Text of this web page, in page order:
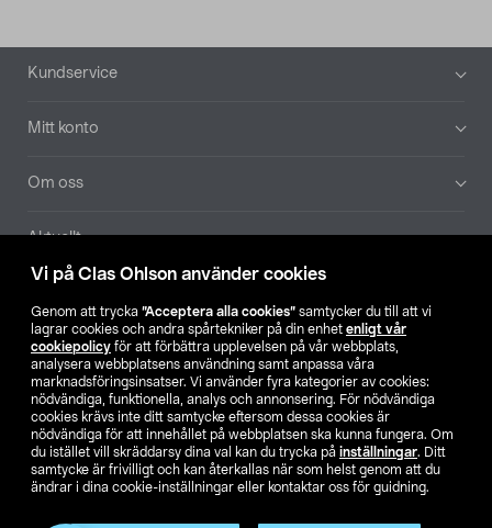
Vi på Clas Ohlson använder cookies
Genom att trycka ”Acceptera alla cookies” samtycker du till att vi
lagrar cookies och andra spårtekniker på din enhet enligt vår
cookiepolicy för att förbättra upplevelsen på vår webbplats,
analysera webbplatsens användning samt anpassa våra
marknadsföringsinsatser. Vi använder fyra kategorier av cookies:
nödvändiga, funktionella, analys och annonsering. För nödvändiga
cookies krävs inte ditt samtycke eftersom dessa cookies är
nödvändiga för att innehållet på webbplatsen ska kunna fungera. Om
du istället vill skräddarsy dina val kan du trycka på inställningar. Ditt
samtycke är frivilligt och kan återkallas när som helst genom att du
ändrar i dina cookie-inställningar eller kontaktar oss för guidning.
Sidfot
Kundservice
Mitt konto
Om oss
Aktuellt
Hitta butik
SE NO FI